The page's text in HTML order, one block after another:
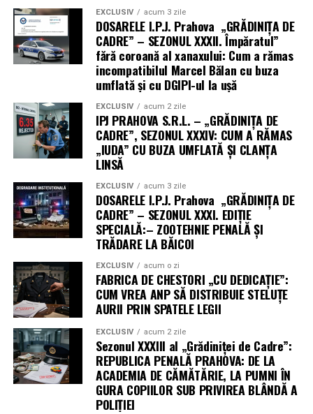
EXCLUSIV acum 3 zile
DOSARELE I.P.J. Prahova „GRĂDINIȚA DE
CADRE” – SEZONUL XXXII. Împăratul”
fără coroană al xanaxului: Cum a rămas
incompatibilul Marcel Bălan cu buza
umflată și cu DGIPI-ul la ușă
EXCLUSIV acum 2 zile
IPJ PRAHOVA S.R.L. – „GRĂDINIȚA DE
CADRE”, SEZONUL XXXIV: CUM A RĂMAS
„IUDA” CU BUZA UMFLATĂ ȘI CLANȚA
LINSĂ
EXCLUSIV acum 3 zile
DOSARELE I.P.J. Prahova „GRĂDINIȚA DE
CADRE” – SEZONUL XXXI. EDIȚIE
SPECIALĂ:– ZOOTEHNIE PENALĂ ȘI
TRĂDARE LA BĂICOI
EXCLUSIV acum o zi
FABRICA DE CHESTORI „CU DEDICAȚIE”:
CUM VREA ANP SĂ DISTRIBUIE STELUȚE
AURII PRIN SPATELE LEGII
EXCLUSIV acum 2 zile
Sezonul XXXIII al „Grădiniței de Cadre”:
REPUBLICA PENALĂ PRAHOVA: DE LA
ACADEMIA DE CĂMĂTĂRIE, LA PUMNI ÎN
GURA COPIILOR SUB PRIVIREA BLÂNDĂ A
POLIȚIEI